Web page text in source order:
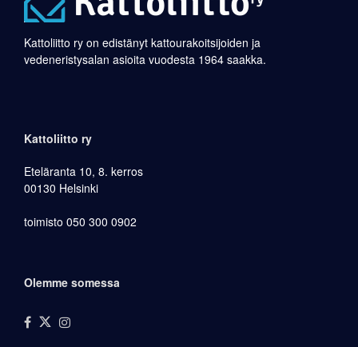
Kattoliitto ry on edistänyt kattourakoitsijoiden ja
vedeneristysalan asioita vuodesta 1964 saakka.
Kattoliitto ry
Eteläranta 10, 8. kerros
00130 Helsinki
toimisto 050 300 0902
Olemme somessa